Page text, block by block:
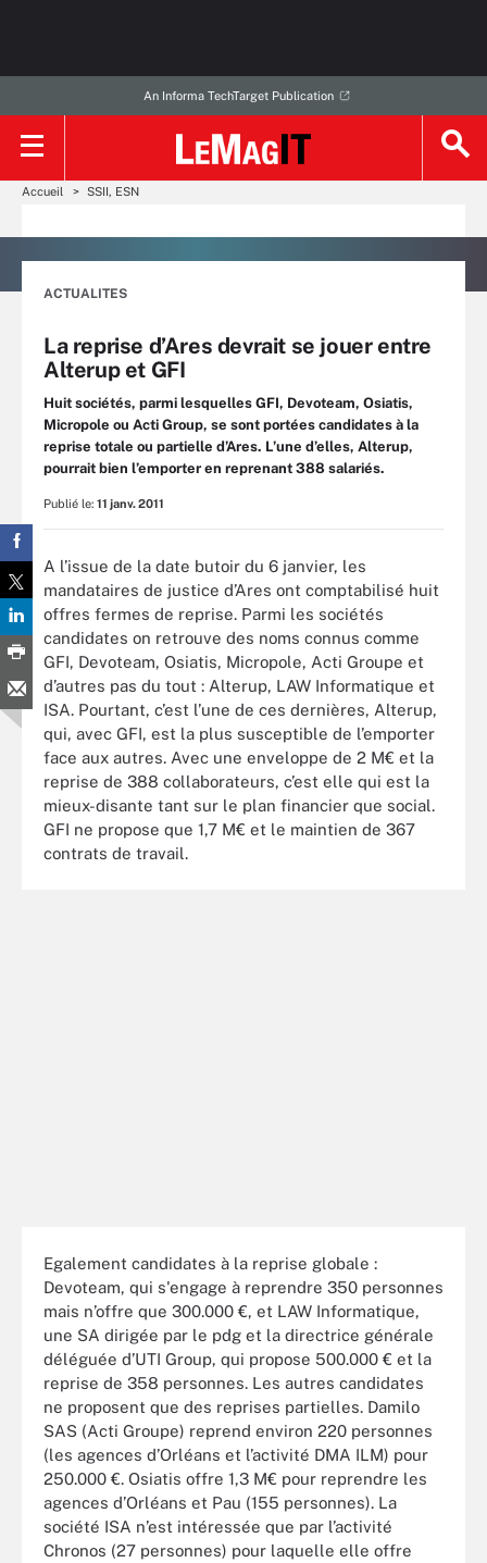
An Informa TechTarget Publication
Accueil SSII, ESN
ACTUALITES
La reprise d’Ares devrait se jouer entre
Alterup et GFI
Huit sociétés, parmi lesquelles GFI, Devoteam, Osiatis,
Micropole ou Acti Group, se sont portées candidates à la
reprise totale ou partielle d’Ares. L’une d’elles, Alterup,
pourrait bien l’emporter en reprenant 388 salariés.
Publié le: 11 janv. 2011
A l’issue de la date butoir du 6 janvier, les
mandataires de justice d’Ares ont comptabilisé huit
offres fermes de reprise. Parmi les sociétés
candidates on retrouve des noms connus comme
GFI, Devoteam, Osiatis, Micropole, Acti Groupe et
d’autres pas du tout : Alterup, LAW Informatique et
ISA. Pourtant, c’est l’une de ces dernières, Alterup,
qui, avec GFI, est la plus susceptible de l’emporter
face aux autres. Avec une enveloppe de 2 M€ et la
reprise de 388 collaborateurs, c’est elle qui est la
mieux-disante tant sur le plan financier que social.
GFI ne propose que 1,7 M€ et le maintien de 367
contrats de travail.
Egalement candidates à la reprise globale :
Devoteam, qui s'engage à reprendre 350 personnes
mais n’offre que 300.000 €, et LAW Informatique,
une SA dirigée par le pdg et la directrice générale
déléguée d’UTI Group, qui propose 500.000 € et la
reprise de 358 personnes. Les autres candidates
ne proposent que des reprises partielles. Damilo
SAS (Acti Groupe) reprend environ 220 personnes
(les agences d’Orléans et l’activité DMA ILM) pour
250.000 €. Osiatis offre 1,3 M€ pour reprendre les
agences d’Orléans et Pau (155 personnes). La
société ISA n’est intéressée que par l’activité
Chronos (27 personnes) pour laquelle elle offre